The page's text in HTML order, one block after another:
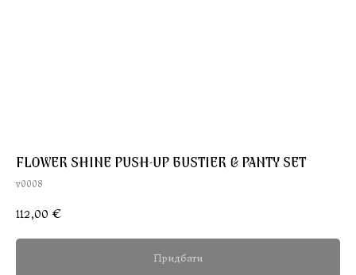
FLOWER SHINE PUSH-UP BUSTIER & PANTY SET
v0008
112,00 €
Придбати